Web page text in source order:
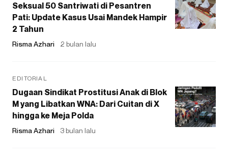
Seksual 50 Santriwati di Pesantren
Pati: Update Kasus Usai Mandek Hampir
2 Tahun
Risma Azhari 2 bulan lalu
EDITORIAL
Dugaan Sindikat Prostitusi Anak di Blok
M yang Libatkan WNA: Dari Cuitan di X
hingga ke Meja Polda
Risma Azhari 3 bulan lalu